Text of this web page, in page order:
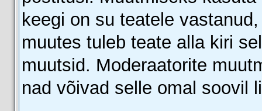
keegi on su teatele
muutes tuleb teate alla kiri
muutsid. Moderaatorite
nad võivad selle omal soovil